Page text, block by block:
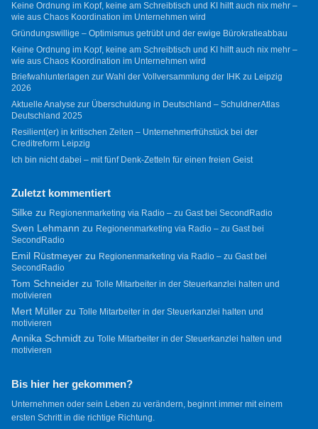
Keine Ordnung im Kopf, keine am Schreibtisch und KI hilft auch nix mehr –
wie aus Chaos Koordination im Unternehmen wird
Gründungswillige – Optimismus getrübt und der ewige Bürokratieabbau
Keine Ordnung im Kopf, keine am Schreibtisch und KI hilft auch nix mehr –
wie aus Chaos Koordination im Unternehmen wird
Briefwahlunterlagen zur Wahl der Vollversammlung der IHK zu Leipzig
2026
Aktuelle Analyse zur Überschuldung in Deutschland – SchuldnerAtlas
Deutschland 2025
Resilient(er) in kritischen Zeiten – Unternehmerfrühstück bei der
Creditreform Leipzig
Ich bin nicht dabei – mit fünf Denk-Zetteln für einen freien Geist
Zuletzt kommentiert
Silkezu Regionenmarketing via Radio – zu Gast bei SecondRadio
Sven Lehmann zu Regionenmarketing via Radio – zu Gast bei
SecondRadio
Emil Rüstmeyerzu Regionenmarketing via Radio – zu Gast bei
SecondRadio
Tom Schneiderzu Tolle Mitarbeiter in der Steuerkanzlei halten und
motivieren
Mert Müllerzu Tolle Mitarbeiter in der Steuerkanzlei halten und
motivieren
Annika Schmidtzu Tolle Mitarbeiter in der Steuerkanzlei halten und
motivieren
Bis hier her gekommen?
Unternehmen oder sein Leben zu verändern, beginnt immer mit einem
ersten Schritt in die richtige Richtung.